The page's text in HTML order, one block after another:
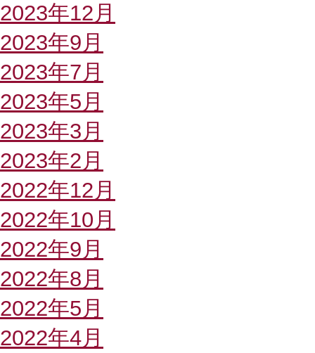
2023年12月
2023年9月
2023年7月
2023年5月
2023年3月
2023年2月
2022年12月
2022年10月
2022年9月
2022年8月
2022年5月
2022年4月